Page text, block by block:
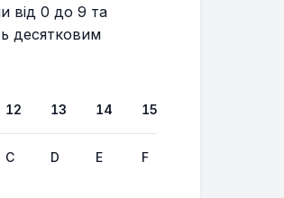
від 0 до 9 та
десятковим
12 13 14 15
C D E F